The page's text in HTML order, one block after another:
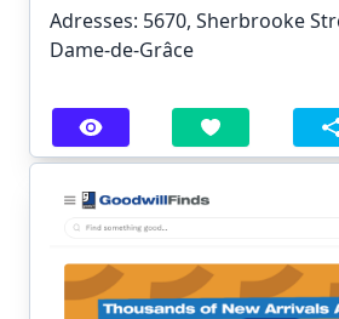
Adresses: 5670, Sherbrooke
Dame-de-Grâce